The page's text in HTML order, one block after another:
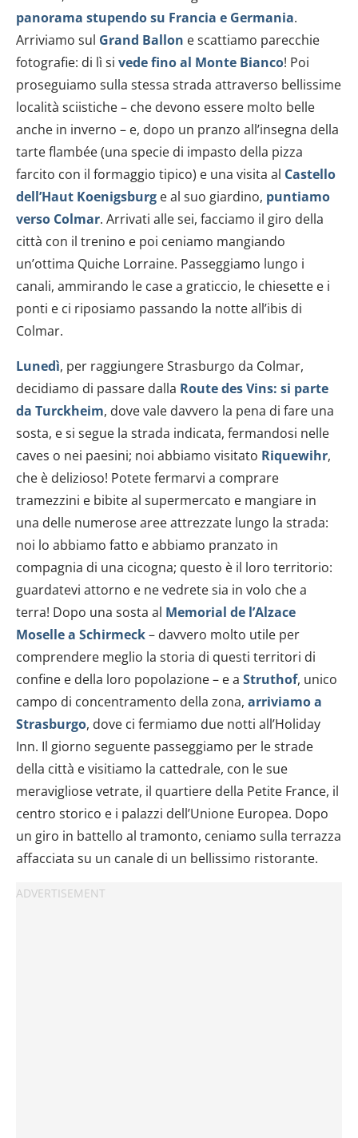
panorama stupendo su Francia e Germania.
Arriviamo sul Grand Ballon e scattiamo parecchie
fotografie: di lì si vede fino al Monte Bianco! Poi
proseguiamo sulla stessa strada attraverso bellissime
località sciistiche – che devono essere molto belle
anche in inverno – e, dopo un pranzo all’insegna della
tarte flambée (una specie di impasto della pizza
farcito con il formaggio tipico) e una visita al Castello
dell’Haut Koenigsburg e al suo giardino, puntiamo
verso Colmar. Arrivati alle sei, facciamo il giro della
città con il trenino e poi ceniamo mangiando
un’ottima Quiche Lorraine. Passeggiamo lungo i
canali, ammirando le case a graticcio, le chiesette e i
ponti e ci riposiamo passando la notte all’ibis di
Colmar.
Lunedì, per raggiungere Strasburgo da Colmar,
decidiamo di passare dalla Route des Vins: si parte
da Turckheim, dove vale davvero la pena di fare una
sosta, e si segue la strada indicata, fermandosi nelle
caves o nei paesini; noi abbiamo visitato Riquewihr,
che è delizioso! Potete fermarvi a comprare
tramezzini e bibite al supermercato e mangiare in
una delle numerose aree attrezzate lungo la strada:
noi lo abbiamo fatto e abbiamo pranzato in
compagnia di una cicogna; questo è il loro territorio:
guardatevi attorno e ne vedrete sia in volo che a
terra! Dopo una sosta al Memorial de l’Alzace
Moselle a Schirmeck– davvero molto utile per
comprendere meglio la storia di questi territori di
confine e della loro popolazione – e a Struthof, unico
campo di concentramento della zona, arriviamo a
Strasburgo, dove ci fermiamo due notti all’Holiday
Inn. Il giorno seguente passeggiamo per le strade
della città e visitiamo la cattedrale, con le sue
meravigliose vetrate, il quartiere della Petite France, il
centro storico e i palazzi dell’Unione Europea. Dopo
un giro in battello al tramonto, ceniamo sulla terrazza
affacciata su un canale di un bellissimo ristorante.